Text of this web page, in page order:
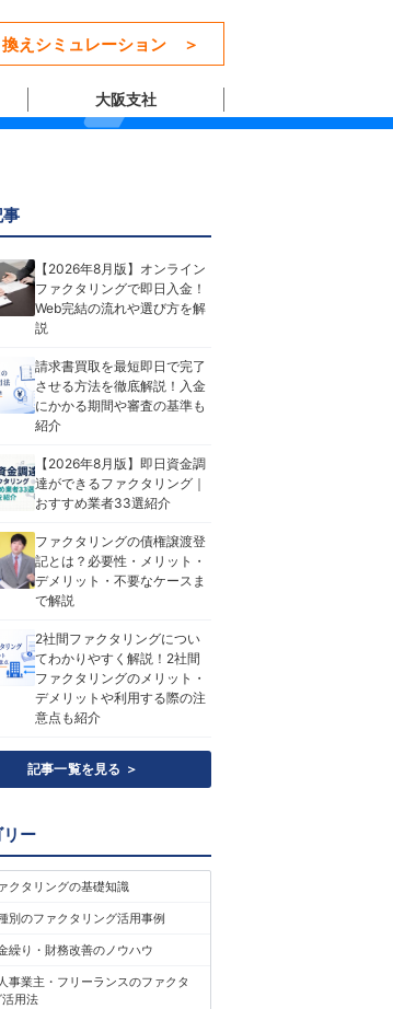
えシミュレーション ＞
大阪支社
事
【2026年8月版】オンライン
ファクタリングで即日入金！
Web完結の流れや選び方を解
説
請求書買取を最短即日で完了
させる方法を徹底解説！入金
にかかる期間や審査の基準も
紹介
【2026年8月版】即日資金調
達ができるファクタリング｜
おすすめ業者33選紹介
ファクタリングの債権譲渡登
記とは？必要性・メリット・
デメリット・不要なケースま
で解説
2社間ファクタリングについ
てわかりやすく解説！2社間
ファクタリングのメリット・
デメリットや利用する際の注
意点も紹介
記事一覧を見る ＞
ー
クタリングの基礎知識
別のファクタリング活用事例
繰り・財務改善のノウハウ
事業主・フリーランスのファクタ
活用法